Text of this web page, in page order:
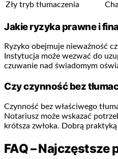
Zły tryb tłumaczenia
Jakie ryzyka prawne i
Ryzyko obejmuje nieważność
Instytucja może wezwać do
czuwanie nad świadomym
Czy czynność bez
Czynność bez właściwego
Notariusz może wskazać
krótsza zwłoka. Dobrą
FAQ –